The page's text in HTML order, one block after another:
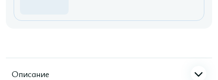
Описание